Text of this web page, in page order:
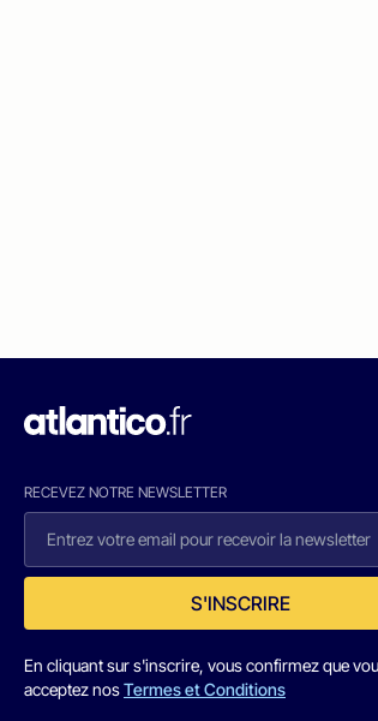
RECEVEZ NOTRE NEWSLETTER
S'INSCRIRE
En cliquant sur s'inscrire, vous confirmez que
acceptez nosTermes et Conditions